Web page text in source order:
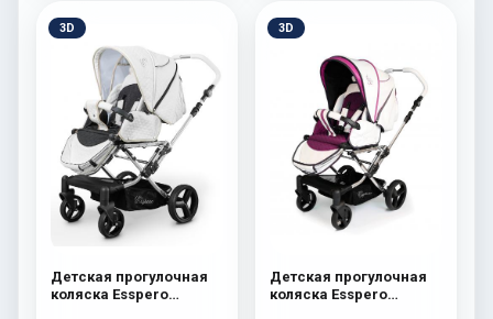
3D
Детская прогулочная
коляска Esspero
3D
Детская прогулочная
коляска Esspero